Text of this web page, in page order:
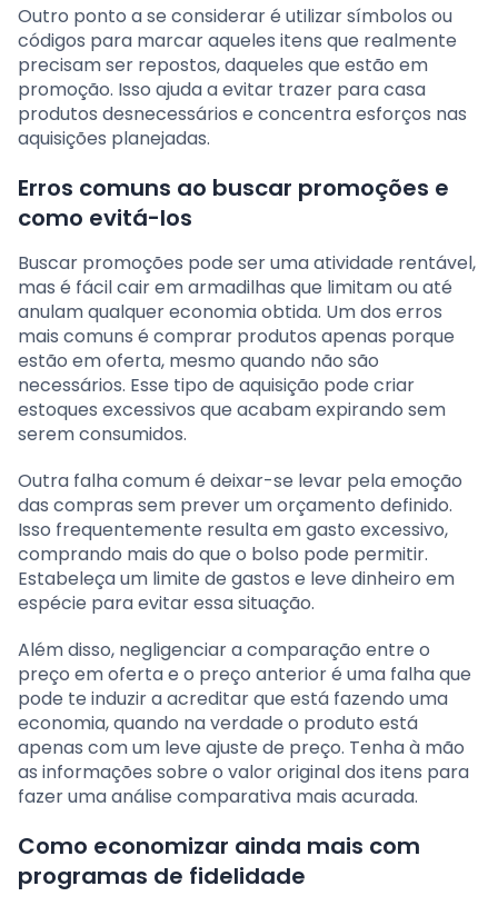
Outro ponto a se considerar é utilizar símbolos ou
códigos para marcar aqueles itens que realmente
precisam ser repostos, daqueles que estão em
promoção. Isso ajuda a evitar trazer para casa
produtos desnecessários e concentra esforços nas
aquisições planejadas.
Erros comuns ao buscar promoções e
como evitá-los
Buscar promoções pode ser uma atividade rentável,
mas é fácil cair em armadilhas que limitam ou até
anulam qualquer economia obtida. Um dos erros
mais comuns é comprar produtos apenas porque
estão em oferta, mesmo quando não são
necessários. Esse tipo de aquisição pode criar
estoques excessivos que acabam expirando sem
serem consumidos.
Outra falha comum é deixar-se levar pela emoção
das compras sem prever um orçamento definido.
Isso frequentemente resulta em gasto excessivo,
comprando mais do que o bolso pode permitir.
Estabeleça um limite de gastos e leve dinheiro em
espécie para evitar essa situação.
Além disso, negligenciar a comparação entre o
preço em oferta e o preço anterior é uma falha que
pode te induzir a acreditar que está fazendo uma
economia, quando na verdade o produto está
apenas com um leve ajuste de preço. Tenha à mão
as informações sobre o valor original dos itens para
fazer uma análise comparativa mais acurada.
Como economizar ainda mais com
programas de fidelidade